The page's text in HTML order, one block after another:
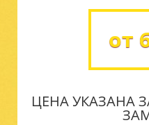
от
ЦЕНА УКАЗАНА